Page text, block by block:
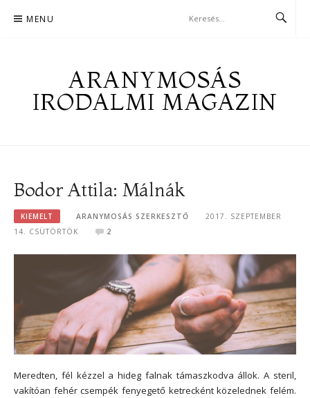
MENU
ARANYMOSÁS
IRODALMI MAGAZIN
Bodor Attila: Málnák
KIEMELT ARANYMOSÁS SZERKESZTŐ
2017. SZEPTEMBER
14. CSÜTÖRTÖK
2
Meredten, fél kézzel a hideg falnak támaszkodva állok. A steril,
vakítóan fehér csempék fenyegető ketrecként közelednek felém.